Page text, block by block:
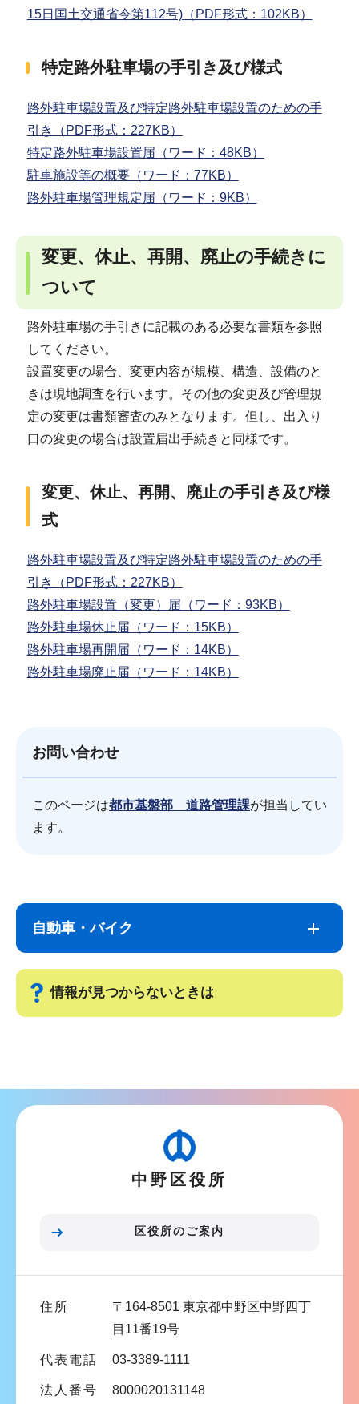
15日国土交通省令第112号)（PDF形式：102KB）
特定路外駐車場の手引き及び様式
路外駐車場設置及び特定路外駐車場設置のための手
引き（PDF形式：227KB）
特定路外駐車場設置届（ワード：48KB）
駐車施設等の概要（ワード：77KB）
路外駐車場管理規定届（ワード：9KB）
変更、休止、再開、廃止の手続きに
ついて
路外駐車場の手引きに記載のある必要な書類を参照
してください。
設置変更の場合、変更内容が規模、構造、設備のと
きは現地調査を行います。その他の変更及び管理規
定の変更は書類審査のみとなります。但し、出入り
口の変更の場合は設置届出手続きと同様です。
変更、休止、再開、廃止の手引き及び様
式
路外駐車場設置及び特定路外駐車場設置のための手
引き（PDF形式：227KB）
路外駐車場設置（変更）届（ワード：93KB）
路外駐車場休止届（ワード：15KB）
路外駐車場再開届（ワード：14KB）
路外駐車場廃止届（ワード：14KB）
お問い合わせ
このページは都市基盤部 道路管理課が担当してい
ます。
こ
で
自動車・バイク
情報が見つからないときは
ナ
ビ
中野区役所
区役所のご案内
住所
〒164-8501 東京都中野区中野四丁
目11番19号
代表電話 03-3389-1111
法人番号 8000020131148